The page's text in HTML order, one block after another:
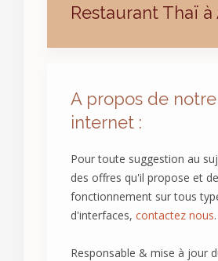
Restaurant Thaï
A propos de
internet :
Pour toute suggestion au
des offres qu'il propose et
fonctionnement sur tous
d'interfaces, contactez nous.
Responsable & mise à jour